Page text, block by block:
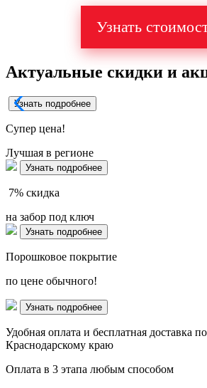
Узнать
Актуальные скидки и
Узнать подробнее
Супер цена!
Лучшая в регионе
Узнать подробнее
7% скидка
на забор под ключ
Узнать подробнее
Порошковое покрытие
по цене обычного!
Узнать подробнее
Удобная оплата и бесплатная доставка
Краснодарскому краю
Оплата в 3 этапа любым способом